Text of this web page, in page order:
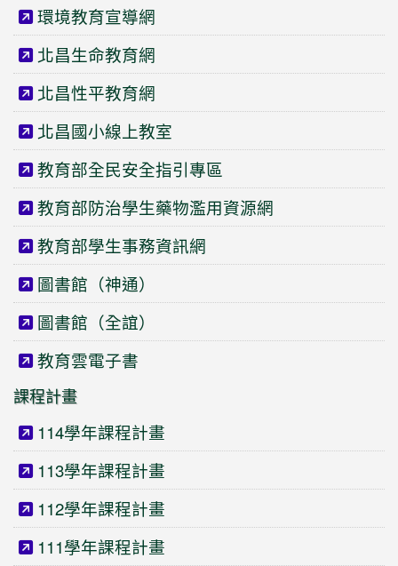
環境教育宣導網
北昌生命教育網
北昌性平教育網
北昌國小線上教室
教育部全民安全指引專區
教育部防治學生藥物濫用資源網
教育部學生事務資訊網
圖書館（神通）
圖書館（全誼）
教育雲電子書
課程計畫
114學年課程計畫
113學年課程計畫
112學年課程計畫
111學年課程計畫